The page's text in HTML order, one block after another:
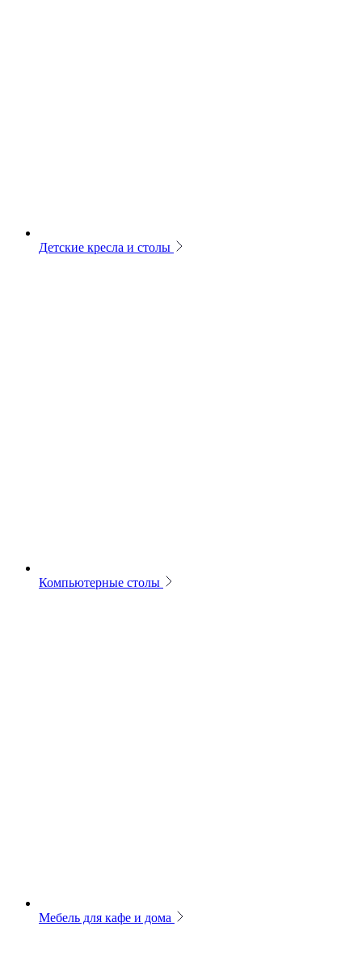
Детские кресла и столы
Компьютерные столы
Мебель для кафе и дома